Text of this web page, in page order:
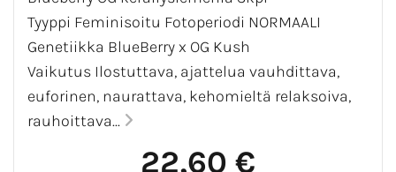
Tyyppi Feminisoitu Fotoperiodi NORMAALI
Genetiikka BlueBerry x OG Kush
Vaikutus Ilostuttava, ajattelua vauhdittava,
euforinen, naurattava, kehomieltä relaksoiva,
rauhoittava...
22,60 €